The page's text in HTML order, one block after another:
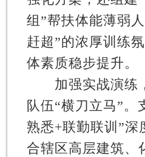
组”帮扶体能薄弱
赶超”的浓厚训练
体素质稳步提升。
加强实战演练
队伍“横刀立马”。
熟悉+联勤联训”深
合辖区高层建筑、